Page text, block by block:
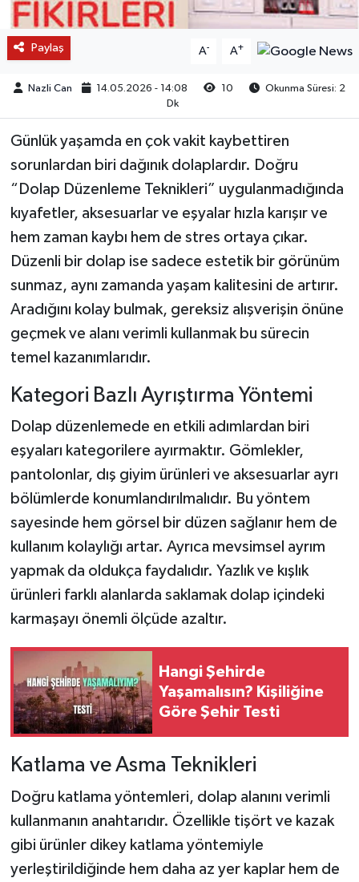
Paylaş A- A+
Nazli Can 14.05.2026 - 14:08 10
Okunma Süresi: 2
Dk
Günlük yaşamda en çok vakit kaybettiren
sorunlardan biri dağınık dolaplardır. Doğru
“Dolap Düzenleme Teknikleri” uygulanmadığında
kıyafetler, aksesuarlar ve eşyalar hızla karışır ve
hem zaman kaybı hem de stres ortaya çıkar.
Düzenli bir dolap ise sadece estetik bir görünüm
sunmaz, aynı zamanda yaşam kalitesini de artırır.
Aradığını kolay bulmak, gereksiz alışverişin önüne
geçmek ve alanı verimli kullanmak bu sürecin
temel kazanımlarıdır.
Kategori Bazlı Ayrıştırma Yöntemi
Dolap düzenlemede en etkili adımlardan biri
eşyaları kategorilere ayırmaktır. Gömlekler,
pantolonlar, dış giyim ürünleri ve aksesuarlar ayrı
bölümlerde konumlandırılmalıdır. Bu yöntem
sayesinde hem görsel bir düzen sağlanır hem de
kullanım kolaylığı artar. Ayrıca mevsimsel ayrım
yapmak da oldukça faydalıdır. Yazlık ve kışlık
ürünleri farklı alanlarda saklamak dolap içindeki
karmaşayı önemli ölçüde azaltır.
Hangi Şehirde
Yaşamalısın? Kişiliğine
Göre Şehir Testi
Katlama ve Asma Teknikleri
Doğru katlama yöntemleri, dolap alanını verimli
kullanmanın anahtarıdır. Özellikle tişört ve kazak
gibi ürünler dikey katlama yöntemiyle
yerleştirildiğinde hem daha az yer kaplar hem de